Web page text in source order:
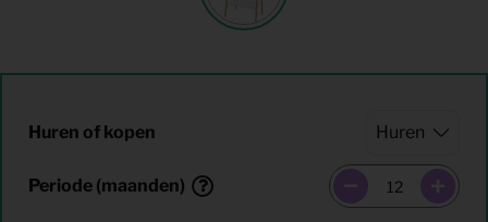
Huren of kopen
Periode (maanden)